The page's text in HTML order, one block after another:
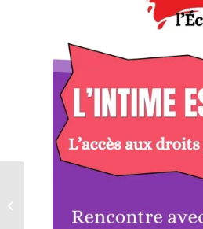
guitariste itinérant